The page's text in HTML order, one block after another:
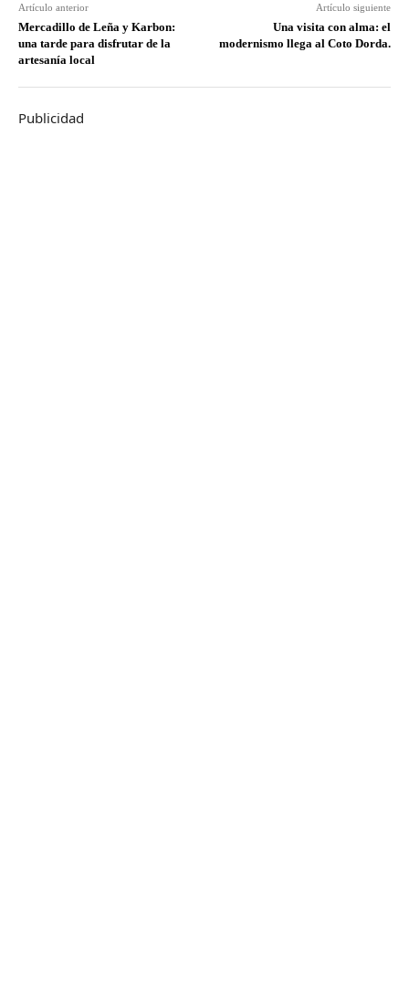
Artículo anterior
Mercadillo de Leña y Karbon:
una tarde para disfrutar de la
artesanía local
Artículo siguiente
Una visita con alma: el
modernismo llega al Coto Dorda.
Publicidad